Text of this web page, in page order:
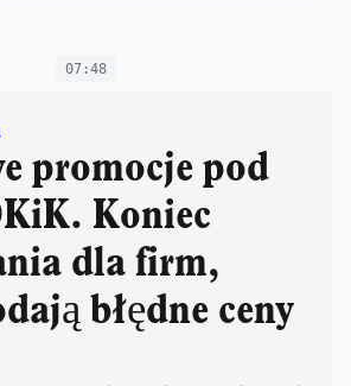
07:48
promocje pod
Koniec
dla firm,
błędne ceny